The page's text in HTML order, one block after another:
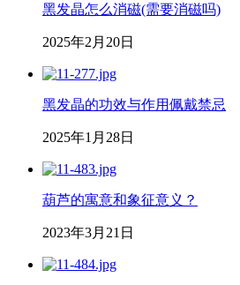
黑发晶怎么消磁(需要消磁吗)
2025年2月20日
黑发晶的功效与作用佩戴禁忌
2025年1月28日
葫芦的寓意和象征意义？
2023年3月21日